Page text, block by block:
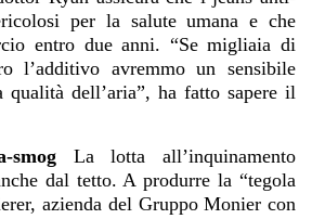
per la salute umana e che
entro due anni. “Se migliaia di
l’additivo avremmo un sensibile
qualità dell’aria”, ha fatto sapere il
smog La lotta all’inquinamento
dal tetto. A produrre la “tegola
azienda del Gruppo Monier con